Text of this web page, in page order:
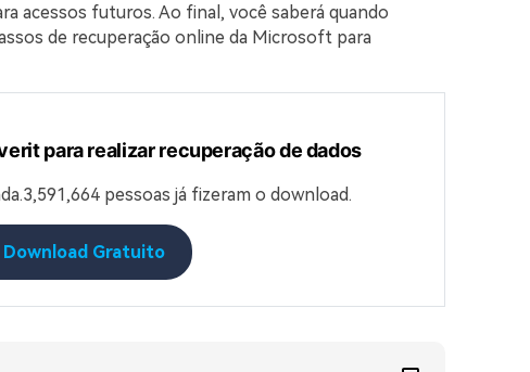
acessos futuros. Ao final, você saberá quando
de recuperação online da Microsoft para
para realizar recuperação de dados
3,591,664 pessoas já fizeram o download.
Download Gratuito